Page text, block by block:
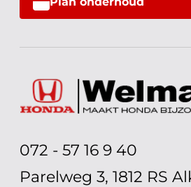
072 - 57 16 9 40
Parelweg 3, 1812 RS